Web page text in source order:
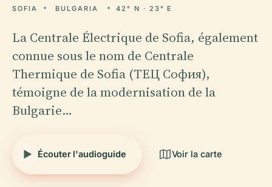
SOFIA BULGARIA 42° N · 23° E
La Centrale Électrique de Sofia, également
connue sous le nom de Centrale
Thermique de Sofia (ТЕЦ София),
témoigne de la modernisation de la
Bulgarie…
Écouter l'audioguide Voir la carte